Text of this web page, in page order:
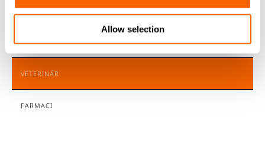
Allow selection
LÄKEMEDEL
VETERINÄR
FARMACI